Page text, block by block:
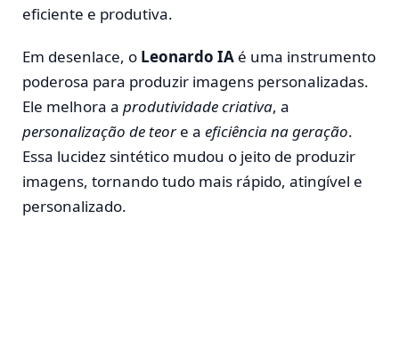
eficiente e produtiva.
Em desenlace, o Leonardo IA é uma instrumento
poderosa para produzir imagens personalizadas.
Ele melhora a produtividade criativa, a
personalização de teore a eficiência na geração.
Essa lucidez sintético mudou o jeito de produzir
imagens, tornando tudo mais rápido, atingível e
personalizado.